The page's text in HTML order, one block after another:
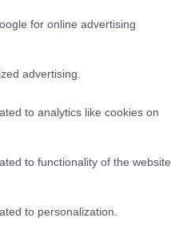
for online advertising
advertising.
to analytics like cookies on
to functionality of the website
to personalization.